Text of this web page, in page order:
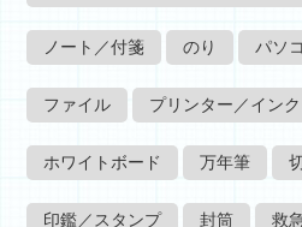
ノート／付箋 のり パソ
ファイル プリンター／インク
ホワイトボード 万年筆
印鑑／スタンプ 封筒 救